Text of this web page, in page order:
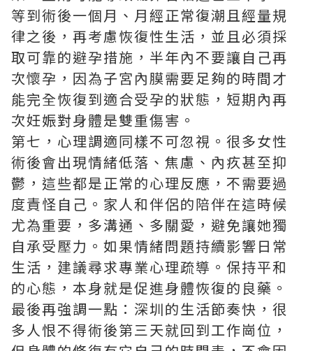
等到術後一個月、月經正常復潮且經量規
律之後，再考慮恢復性生活，並且必須採
取可靠的避孕措施，半年內不要讓自己再
次懷孕，因為子宮內膜需要足夠的時間才
能完全恢復到適合受孕的狀態，短期內再
次妊娠對身體是雙重傷害。
第七，心理調適同樣不可忽視。很多女性
術後會出現情緒低落、焦慮、內疚甚至抑
鬱，這些都是正常的心理反應，不需要過
度責怪自己。家人和伴侶的陪伴在這時候
尤為重要，多溝通、多關愛，避免讓她獨
自承受壓力。如果情緒問題持續影響日常
生活，建議尋求專業心理疏導。保持平和
的心態，本身就是促進身體恢復的良藥。
最後再強調一點：深圳的生活節奏快，很
多人恨不得術後第三天就回到工作崗位，